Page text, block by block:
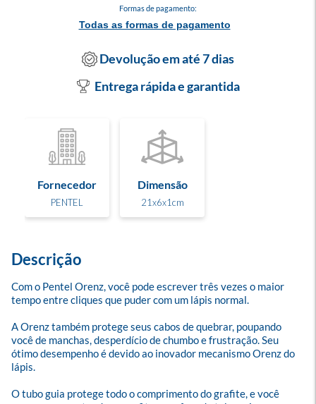
Formas de pagamento:
Todas as formas de pagamento
Devolução em até 7 dias
Entrega rápida e garantida
Fornecedor
PENTEL
Dimensão
21x6x1cm
Descrição
Com o Pentel Orenz, você pode escrever três vezes o maior
tempo entre cliques que puder com um lápis normal.
A Orenz também protege seus cabos de quebrar, poupando
você de manchas, desperdício de chumbo e frustração. Seu
ótimo desempenho é devido ao inovador mecanismo Orenz do
lápis.
O tubo guia protege todo o comprimento do grafite, e você